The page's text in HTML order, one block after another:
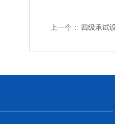
上一个： 四级承试